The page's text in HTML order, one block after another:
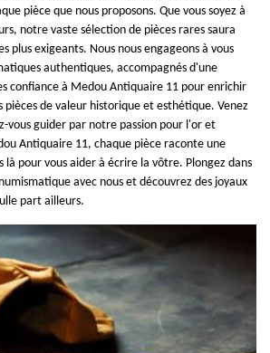
pièce que nous proposons. Que vous soyez à
notre vaste sélection de pièces rares saura
plus exigeants. Nous nous engageons à vous
authentiques, accompagnés d'une
confiance à Medou Antiquaire 11 pour enrichir
pièces de valeur historique et esthétique. Venez
vous guider par notre passion pour l'or et
Antiquaire 11, chaque pièce raconte une
là pour vous aider à écrire la vôtre. Plongez dans
avec nous et découvrez des joyaux
part ailleurs.